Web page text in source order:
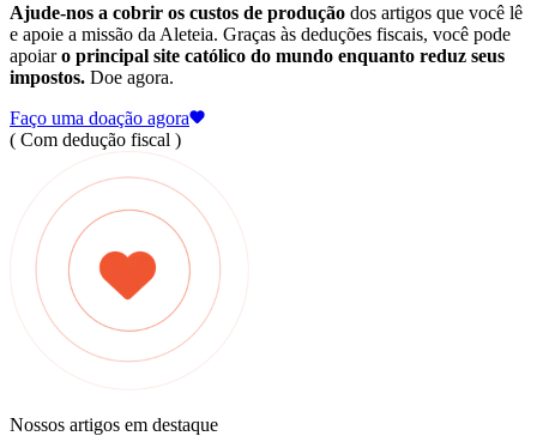
Ajude-nos a cobrir os custos de produção dos artigos que você lê
e apoie a missão da Aleteia. Graças às deduções fiscais, você pode
apoiaro principal site católico do mundo enquanto reduz seus
impostos. Doe agora.
Faço uma doação agora
( Com dedução fiscal )
Nossos artigos em destaque